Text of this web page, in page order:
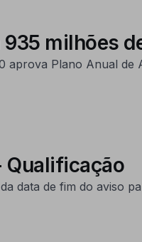
935 milhões
aprova Plano Anual
Qualificação
data de fim do aviso